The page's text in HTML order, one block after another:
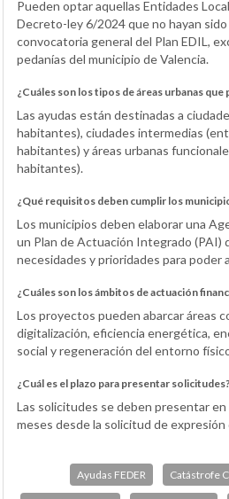
Pueden optar aquellas Entidades
Decreto-ley 6/2024 que no hayan
convocatoria general del Plan EDIL,
pedanías del municipio de Valencia.
¿Cuáles son los tipos de áreas urbanas que
Las ayudas están destinadas a
habitantes), ciudades intermedias
habitantes) y áreas urbanas
habitantes).
¿Qué requisitos deben cumplir los
Los municipios deben elaborar una
un Plan de Actuación Integrado (PAI)
necesidades y prioridades para poder
¿Cuáles son los ámbitos de actuación
Los proyectos pueden abarcar áreas
digitalización, eficiencia energética,
social y regeneración del entorno
¿Cuál es el plazo para presentar solicitudes?
Las solicitudes se deben presentar en
meses desde la solicitud de
Ayudas FEDER Catástrofe